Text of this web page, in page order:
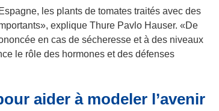
ê
n
ê
r
les plants de tomates traités avec des
explique Thure Pavlo Hauser. «De
en cas de sécheresse et à des niveaux
le rôle des hormones et des défenses
aider à modeler l’avenir